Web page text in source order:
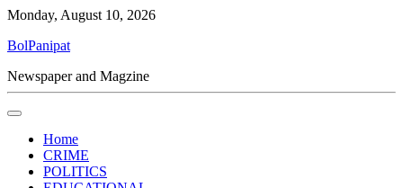
Monday, August 10, 2026
BolPanipat
Newspaper and Magzine
Home
CRIME
POLITICS